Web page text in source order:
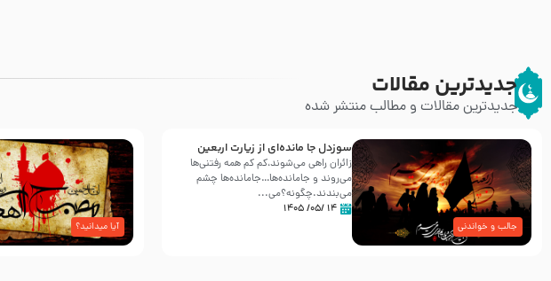
جدیدترین مقالات
جدیدترین مقالات و مطالب منتشر شده
جالب و خواندنی
سوزدل جا مانده‌ای از زیارت اربعین
زائران راهی می‌شوند،کم‌ کم همه رفتنی‌ها
می‌روند و جامانده‌ها…جامانده‌ها چشم
می‌بندند.چگونه؟می‌...
۱۴ /۰۵/ ۱۴۰۵
آیا میدانید؟